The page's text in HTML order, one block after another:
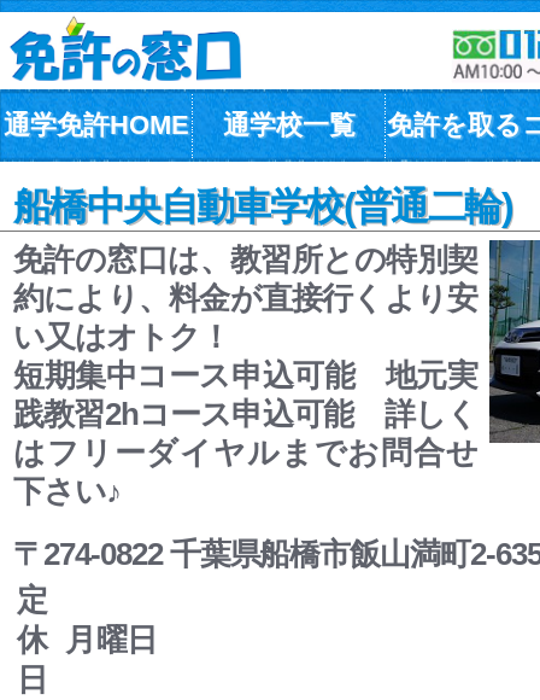
通学免許HOME 通学校一覧 免許を取る
船橋中央自動車学校(普通二輪)
免許の窓口は、教習所との特別契
約により、料金が直接行くより安
い又はオトク！
短期集中コース申込可能 地元実
践教習2hコース申込可能 詳しく
はフリーダイヤルまでお問合せ
下さい♪
〒274-0822 千葉県船橋市飯山満町2-
定
休
日
月曜日